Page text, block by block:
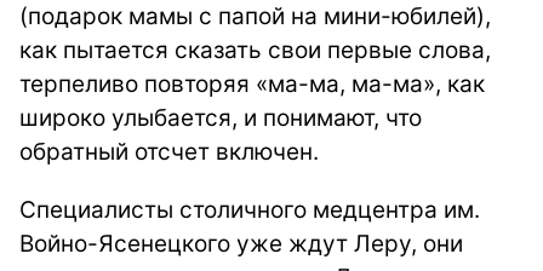
(подарок мамы с папой на мини-юбилей),
как пытается сказать свои первые слова,
терпеливо повторяя «ма-ма, ма-ма», как
широко улыбается, и понимают, что
обратный отсчет включен.
Специалисты столичного медцентра им.
Войно-Ясенецкого уже ждут Леру, они